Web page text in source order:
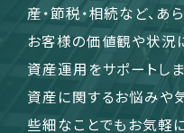
産・節税・相続など、あ
お客様の価値観や状況
資産運用をサポートしま
資産に関するお悩みや
些細なことでもお気軽